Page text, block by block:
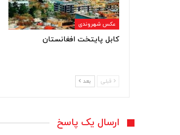
عکس شهروندی
کابل پایتخت افغانستان
قبلی بعد
ارسال یک پاسخ